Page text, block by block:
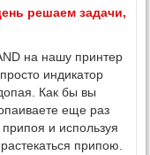
решаем задачи,
на нашу принтер
индикатор
Как бы вы
еще раз
и используя
припою.